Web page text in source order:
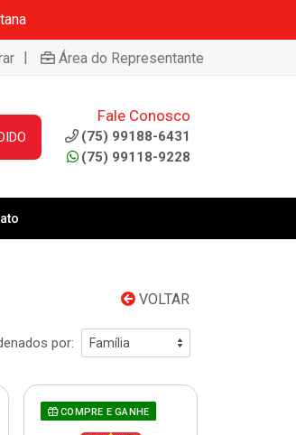
| Área do Representante
Fale Conosco
(75) 99188-6431
(75) 99118-9228
VOLTAR
por:
COMPRE E GANHE